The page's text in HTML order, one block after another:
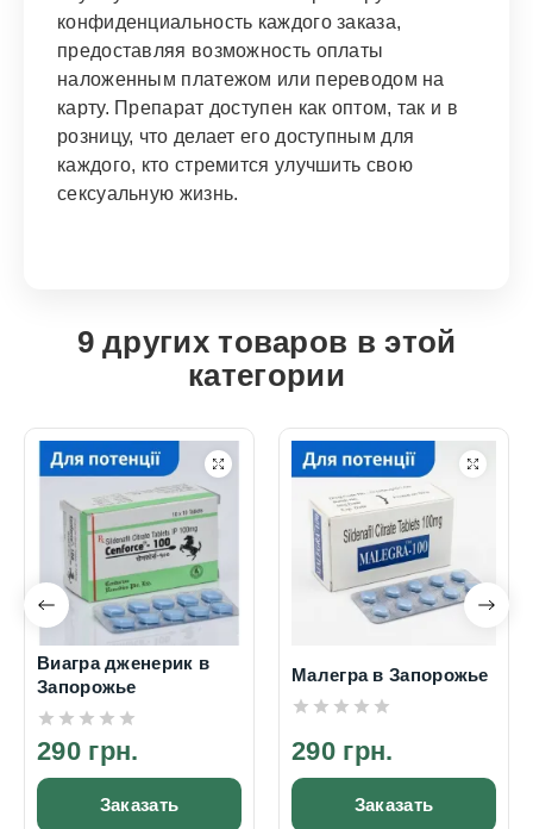
конфиденциальность каждого заказа,
предоставляя возможность оплаты
наложенным платежом или переводом на
карту. Препарат доступен как оптом, так и в
розницу, что делает его доступным для
каждого, кто стремится улучшить свою
сексуальную жизнь.
9 других товаров в этой
категории
Виагра дженерик в
Запорожье
290 грн.
Заказать
Малегра в Запорожье
290 грн.
Заказать